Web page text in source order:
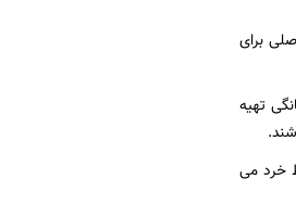
برای
تهیه
خرد می